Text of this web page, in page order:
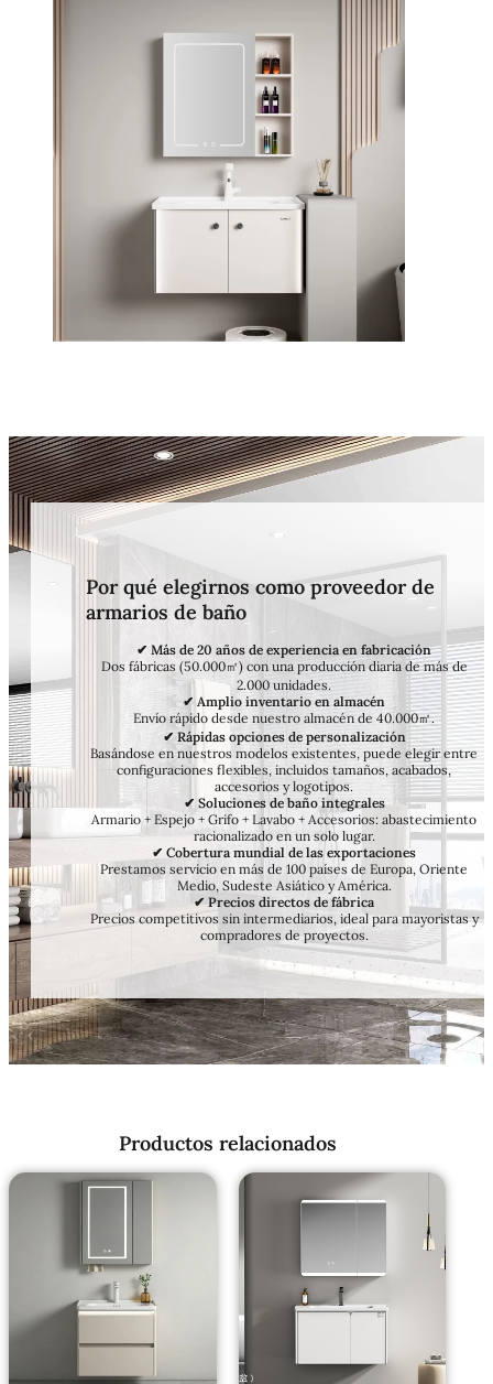
Por qué elegirnos como proveedor de
armarios de baño
✔ Más de 20 años de experiencia en fabricación
Dos fábricas (50.000㎡) con una producción diaria de más de
2.000 unidades.
✔ Amplio inventario en almacén
Envío rápido desde nuestro almacén de 40.000㎡.
✔ Rápidas opciones de personalización
Basándose en nuestros modelos existentes, puede elegir entre
configuraciones flexibles, incluidos tamaños, acabados,
accesorios y logotipos.
✔ Soluciones de baño integrales
Armario + Espejo + Grifo + Lavabo + Accesorios: abastecimiento
racionalizado en un solo lugar.
✔ Cobertura mundial de las exportaciones
Prestamos servicio en más de 100 países de Europa, Oriente
Medio, Sudeste Asiático y América.
✔ Precios directos de fábrica
Precios competitivos sin intermediarios, ideal para mayoristas y
compradores de proyectos.
Productos relacionados